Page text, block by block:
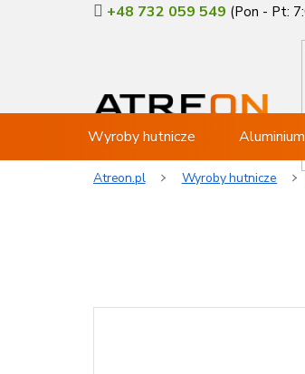
+48 732 059 549
Wyroby hutnicze Aluminium
Atreon.pl Wyroby hutnicze